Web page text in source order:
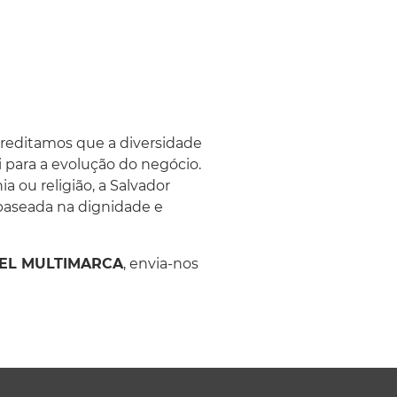
que a diversidade
a evolução do negócio.
ou religião, a Salvador
na dignidade e
MULTIMARCA, envia-nos